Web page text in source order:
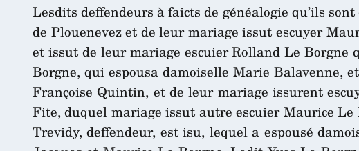
Lesdits deffendeurs à faicts de généalogie qu’ils
de Plouenevez et de leur mariage issut escuyer
et issut de leur mariage escuier Rolland Le
Borgne, qui espousa damoiselle Marie Balavenne,
Françoise Quintin, et de leur mariage issurent
Fite, duquel mariage issut autre escuier Maurice
Trevidy, deffendeur, est isu, lequel a espousé